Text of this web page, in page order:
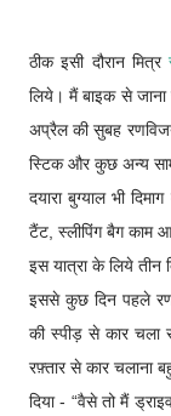
ठीक इसी दौरान मित्र
लिये। मैं बाइक से
अप्रैल की सुबह
स्टिक और कुछ अन्य
दयारा बुग्याल भी
टैंट, स्लीपिंग बैग काम
इस यात्रा के लिये तीन
इससे कुछ दिन पहले
की स्पीड़ से कार चला
रफ़्तार से कार चलाना
दिया - “वैसे तो मैं